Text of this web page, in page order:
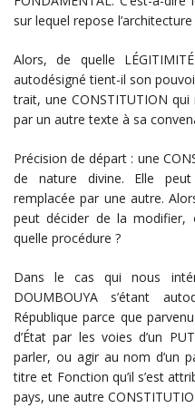
sur lequel repose
Alors, de quelle
autodésigné tient-il son
trait, une CONSTITUTION
par un autre texte à sa
Précision de départ : une
de nature divine. Elle peut
remplacée par une autre.
peut décider de la
quelle procédure ?
Dans le cas qui nous
DOUMBOUYA s’étant
République parce que
d’État par les voies d’un
parler, ou agir au nom d’un
titre et Fonction qu’il s’est
pays, une autre